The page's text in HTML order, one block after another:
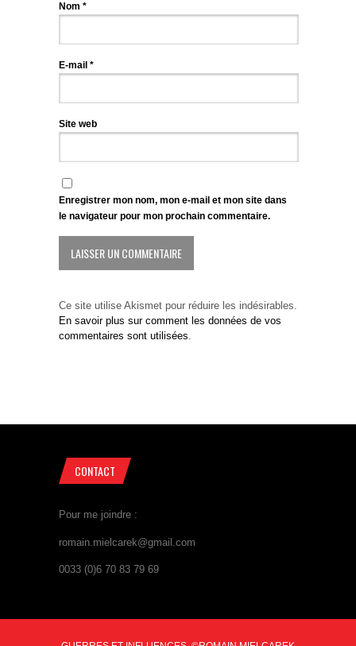
Nom *
E-mail *
Site web
Enregistrer mon nom, mon e-mail et mon site dans
le navigateur pour mon prochain commentaire.
Ce site utilise Akismet pour réduire les indésirables.
En savoir plus sur comment les données de vos
commentaires sont utilisées
CONTACT
Pour me joindre :
romain.mielcarek@gmail.com
0033 (0)6 70 83 79 69